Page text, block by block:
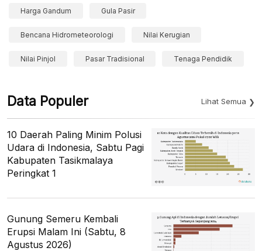
Harga Gandum Gula Pasir
Bencana Hidrometeorologi Nilai Kerugian
Nilai Pinjol Pasar Tradisional Tenaga Pendidik
Data Populer Lihat Semua
10 Daerah Paling Minim Polusi
Udara di Indonesia, Sabtu Pagi
Kabupaten Tasikmalaya
Peringkat 1
Gunung Semeru Kembali
Erupsi Malam Ini (Sabtu, 8
Agustus 2026)